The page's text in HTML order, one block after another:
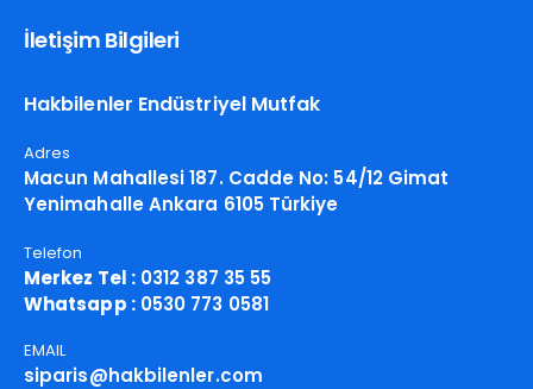
İletişim Bilgileri
Hakbilenler Endüstriyel Mutfak
Adres
Macun Mahallesi 187. Cadde No: 54/12 Gimat
Yenimahalle Ankara 6105 Türkiye
Telefon
Merkez Tel :0312 387 35 55
Whatsapp :0530 773 0581
EMAIL
siparis@hakbilenler.com